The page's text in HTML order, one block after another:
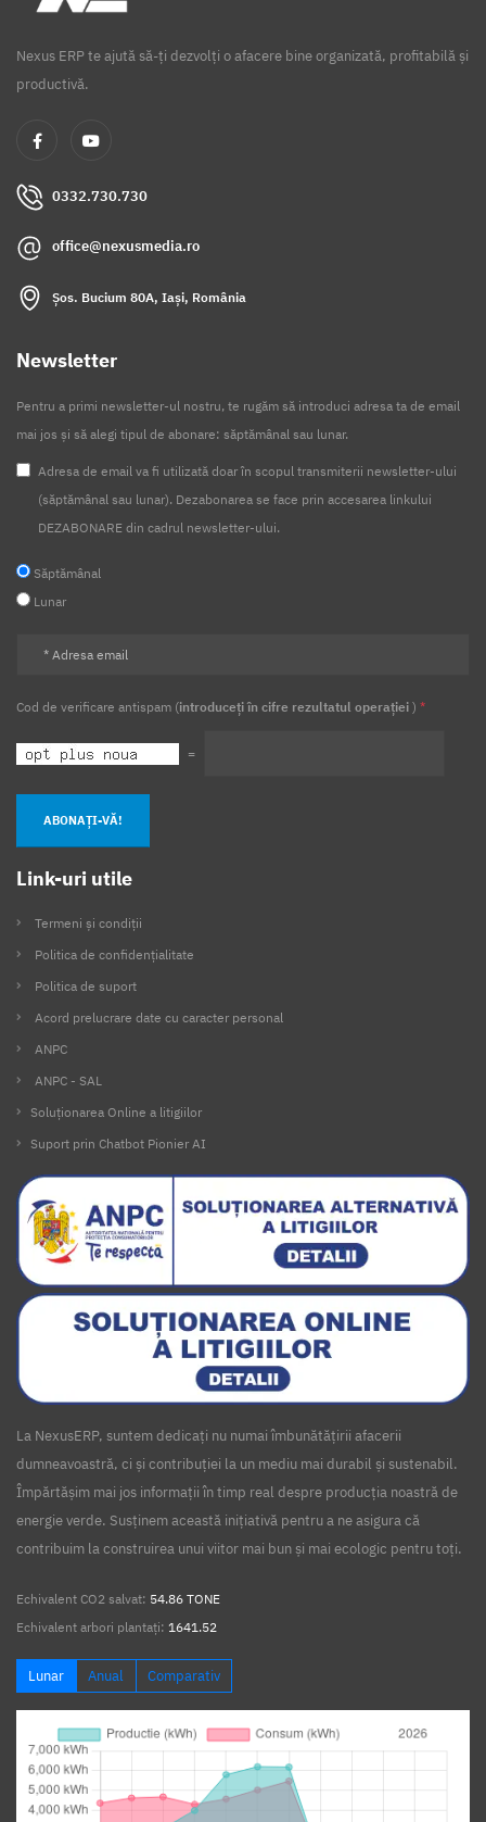
Nexus ERP te ajută să-ți dezvolți o afacere bine organizată, profitabilă și
productivă.
0332.730.730
office@nexusmedia.ro
Șos. Bucium 80A, Iași, România
Newsletter
Pentru a primi newsletter-ul nostru, te rugăm să introduci adresa ta de email
mai jos și să alegi tipul de abonare: săptămânal sau lunar.
Adresa de email va fi utilizată doar în scopul transmiterii newsletter-ului
(săptămânal sau lunar). Dezabonarea se face prin accesarea linkului
DEZABONARE din cadrul newsletter-ului.
Săptămânal
Lunar
Cod de verificare antispam (introduceți în cifre rezultatul operației ) *
=
ABONAȚI-VĂ!
Link-uri utile
Termeni și condiții
Politica de confidențialitate
Politica de suport
Acord prelucrare date cu caracter personal
ANPC
ANPC - SAL
Soluționarea Online a litigiilor
Suport prin Chatbot Pionier AI
La NexusERP, suntem dedicați nu numai îmbunătățirii afacerii
dumneavoastră, ci și contribuției la un mediu mai durabil și sustenabil.
Împărtășim mai jos informații în timp real despre producția noastră de
energie verde. Susținem această inițiativă pentru a ne asigura că
contribuim la construirea unui viitor mai bun și mai ecologic pentru toți.
Echivalent CO2 salvat: 54.86 TONE
Echivalent arbori plantați: 1641.52
Lunar Anual Comparativ